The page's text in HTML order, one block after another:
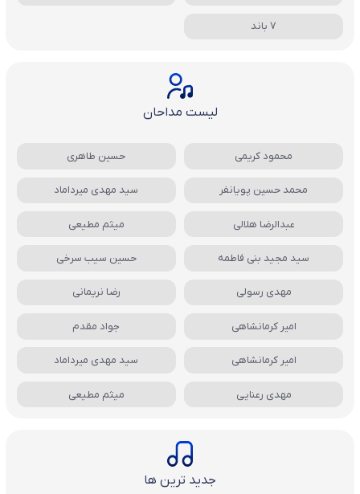
7 باند
لیست مداحان
محمود کریمی حسین طاهری
محمد حسین پویانفر سید مهدی میرداماد
عبدالرضا هلالی میثم مطیعی
سید مجید بنی فاطمه حسین سیب سرخی
مهدی رسولی رضا نریمانی
امیر کرمانشاهی جواد مقدم
امیر کرمانشاهی سید مهدی میرداماد
مهدی رعنایی میثم مطیعی
جدید ترین ها